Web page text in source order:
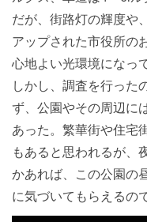
だが、街路灯の輝度や
アップされた市役所の
心地よい光環境になっ
しかし、調査を行った
ず、公園やその周辺に
あった。繁華街や住宅
もあると思われるが、
かあれば、この公園の
に気づいてもらえるの